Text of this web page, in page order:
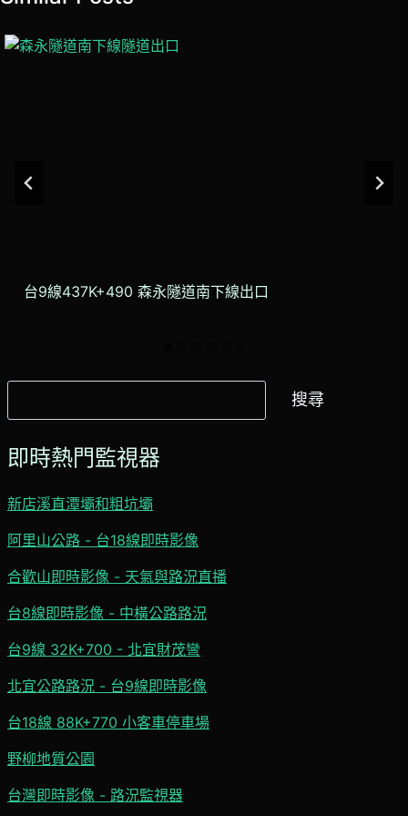
台9線437K+490 森永隧道南下線出口
尋
搜尋
即時熱門監視器
新店溪直潭壩和粗坑壩
阿里山公路 - 台18線即時影像
合歡山即時影像 - 天氣與路況直播
台8線即時影像 - 中橫公路路況
台9線 32K+700 - 北宜財茂彎
北宜公路路況 - 台9線即時影像
台18線 88K+770 小客車停車場
野柳地質公園
台灣即時影像 - 路況監視器